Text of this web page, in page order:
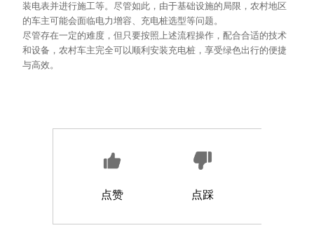
装电表并进行施工等。尽管如此，由于基础设施的局限，农村地区
的车主可能会面临电力增容、充电桩选型等问题。
尽管存在一定的难度，但只要按照上述流程操作，配合合适的技术
和设备，农村车主完全可以顺利安装充电桩，享受绿色出行的便捷
与高效。